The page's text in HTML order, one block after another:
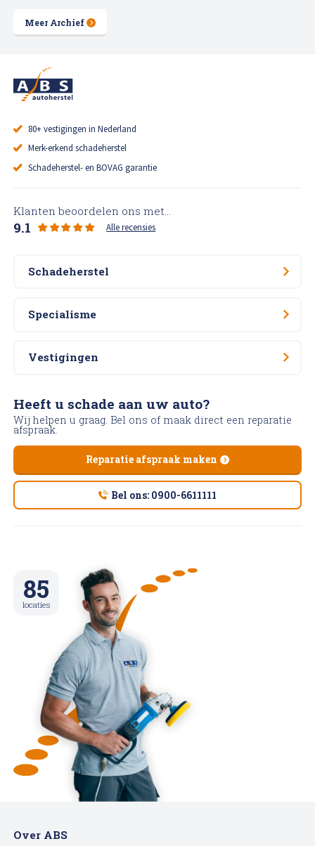
Meer Archief
80+ vestigingen in Nederland
Merk-erkend schadeherstel
Schadeherstel- en BOVAG garantie
Klanten beoordelen ons met...
9.1 Alle recensies
Schadeherstel
Specialisme
Vestigingen
85
locaties
Heeft u schade aan uw auto?
Wij helpen u graag. Bel ons of maak direct een reparatie
afspraak.
Reparatie afspraak maken
Bel ons: 0900-6611111
Over ABS